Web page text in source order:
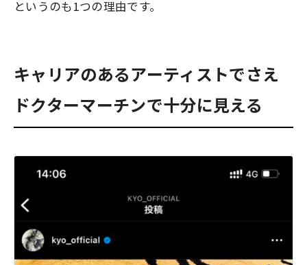
というのも1つの理由です。
キャリアのあるアーティストでさえ
ドクターマーチンで十分に見える